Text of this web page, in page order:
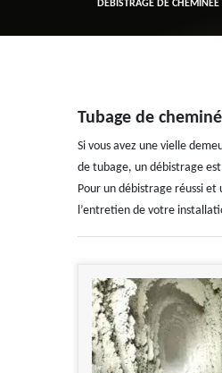
DÉBISTRAGE DE CHEMINÉE
Tubage de
Si vous avez une vielle
de tubage, un débistrage
Pour un débistrage réussi et
l’entretien de votre